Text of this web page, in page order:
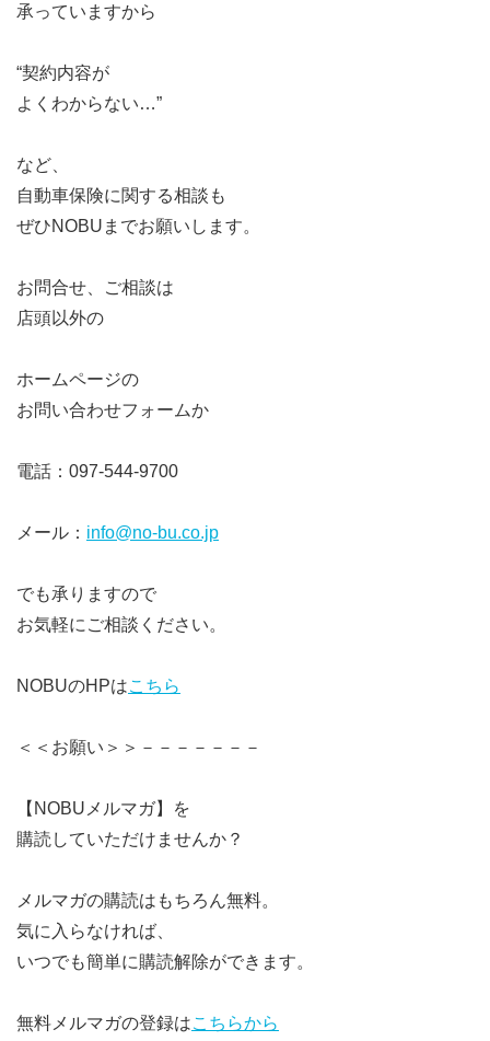
承っていますから
“契約内容が
よくわからない…”
など、
自動車保険に関する相談も
ぜひNOBUまでお願いします。
お問合せ、ご相談は
店頭以外の
ホームページの
お問い合わせフォームか
電話：097-544-9700
メール： info@no-bu.co.jp
でも承りますので
お気軽にご相談ください。
NOBUのHPはこちら
＜＜お願い＞＞－－－－－－－
【NOBUメルマガ】を
購読していただけませんか？
メルマガの購読はもちろん無料。
気に入らなければ、
いつでも簡単に購読解除ができます。
無料メルマガの登録はこちらから